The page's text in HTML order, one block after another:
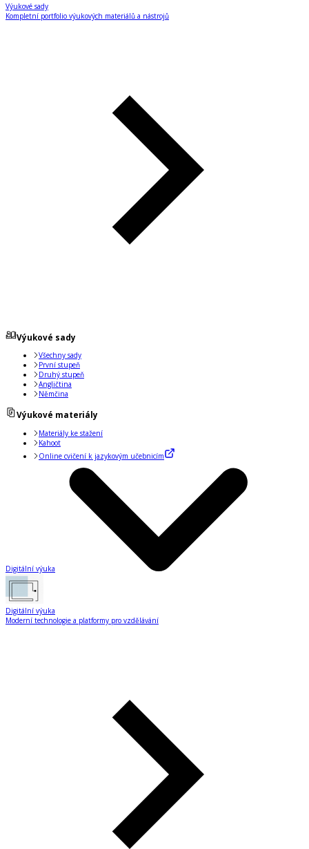
Výukové sady
Kompletní portfolio výukových materiálů a nástrojů
Výukové sady
Všechny sady
První stupeň
Druhý stupeň
Angličtina
Němčina
Výukové materiály
Materiály ke stažení
Kahoot
Online cvičení k jazykovým učebnicím
Digitální výuka
Digitální výuka
Moderní technologie a platformy pro vzdělávání